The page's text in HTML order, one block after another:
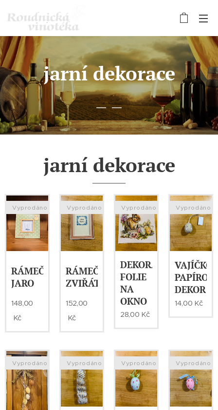
jarní dekorace
jarní dekorace
RÁMEČEK-
JARO
Vyprodáno
148,00
Kč
RÁMEČEK-
ZVIŘÁTKA
Vyprodáno
152,00
Kč
DEKORATIVNÍ
FOLIE
NA
OKNO
Vyprodáno
28,00 Kč
VAJÍČKO-
DEKOR
Vyprodáno
14,00 Kč
Vyprodáno Vyprodáno Vyprodáno Vyprodáno